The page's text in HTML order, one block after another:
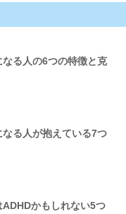
る人の6つの特徴と克
る人が抱えている7つ
かもしれない5つ